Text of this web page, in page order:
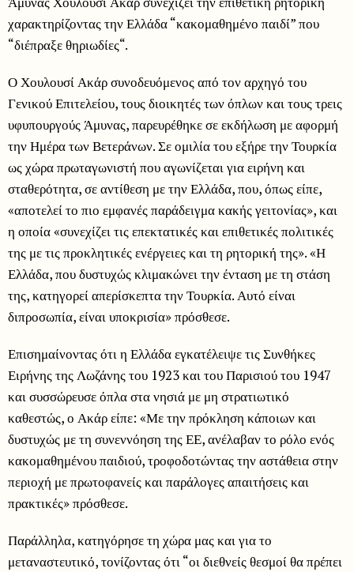
χαρακτηρίζοντας την Ελλάδα “κακομαθημένο παιδί” που
“διέπραξε θηριωδίες“.
Ο Χουλουσί Ακάρ συνοδευόμενος από τον αρχηγό του
Γενικού Επιτελείου, τους διοικητές των όπλων και τους τρεις
υφυπουργούς Άμυνας, παρευρέθηκε σε εκδήλωση με αφορμή
την Ημέρα των Βετεράνων. Σε ομιλία του εξήρε την Τουρκία
ως χώρα πρωταγωνιστή που αγωνίζεται για ειρήνη και
σταθερότητα, σε αντίθεση με την Ελλάδα, που, όπως είπε,
«αποτελεί το πιο εμφανές παράδειγμα κακής γειτονίας», και
η οποία «συνεχίζει τις επεκτατικές και επιθετικές πολιτικές
της με τις προκλητικές ενέργειες και τη ρητορική της». «Η
Ελλάδα, που δυστυχώς κλιμακώνει την ένταση με τη στάση
της, κατηγορεί απερίσκεπτα την Τουρκία. Αυτό είναι
διπροσωπία, είναι υποκρισία» πρόσθεσε.
Επισημαίνοντας ότι η Ελλάδα εγκατέλειψε τις Συνθήκες
Ειρήνης της Λωζάνης του 1923 και του Παρισιού του 1947
και συσσώρευσε όπλα στα νησιά με μη στρατιωτικό
καθεστώς, ο Ακάρ είπε: «Με την πρόκληση κάποιων και
δυστυχώς με τη συνεννόηση της ΕΕ, ανέλαβαν το ρόλο ενός
κακομαθημένου παιδιού, τροφοδοτώντας την αστάθεια στην
περιοχή με πρωτοφανείς και παράλογες απαιτήσεις και
πρακτικές» πρόσθεσε.
Παράλληλα, κατηγόρησε τη χώρα μας και για το
μεταναστευτικό, τονίζοντας ότι “οι διεθνείς θεσμοί θα πρέπει